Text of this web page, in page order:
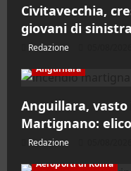
Civitavecchia,
giovani di
Redazione
Anguillara
Anguillara,
Martignano:
Redazione
Aeroporti di Roma